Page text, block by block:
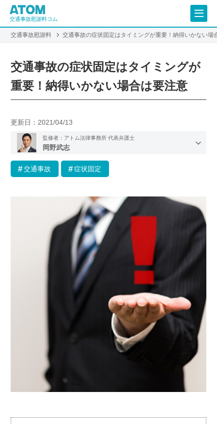
交通事故慰謝料コム
交通事故慰謝料 交通事故の症状固定はタイミングが重要！納得いかない場
交通事故の症状固定はタイミングが
重要！納得いかない場合は要注意
更新日： 2021/04/13
監修者：アトム法律事務所 代表弁護士
岡野武志
交通事故 症状固定